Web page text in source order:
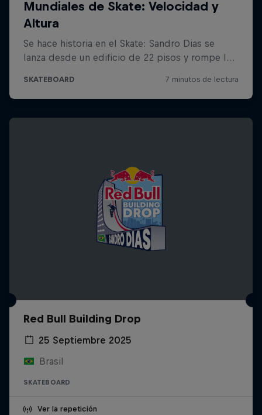
Red Bull Building Drop
25 Septiembre 2025
Brasil
SKATEBOARD
Ver la repetición